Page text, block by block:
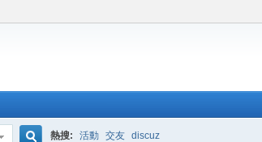
熱搜: 活動 交友 discuz